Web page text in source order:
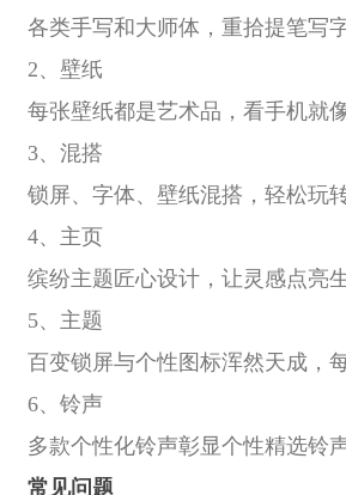
各类手写和大师体，重拾提笔写
2、壁纸
每张壁纸都是艺术品，看手机就
3、混搭
锁屏、字体、壁纸混搭，轻松玩
4、主页
缤纷主题匠心设计，让灵感点亮
5、主题
百变锁屏与个性图标浑然天成，
6、铃声
多款个性化铃声彰显个性精选铃
常见问题